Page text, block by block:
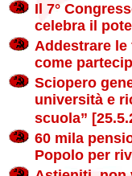
Il 7°
celebra il
Addestrare
come
Sciopero
università e
scuola”
60 mila
Popolo per